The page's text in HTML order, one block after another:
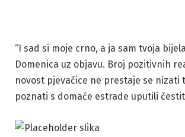
“I sad si moje crno, a ja sam tvoja
Domenica uz objavu. Broj pozitivnih
novost pjevačice ne prestaje se nizati
poznati s domaće estrade uputili